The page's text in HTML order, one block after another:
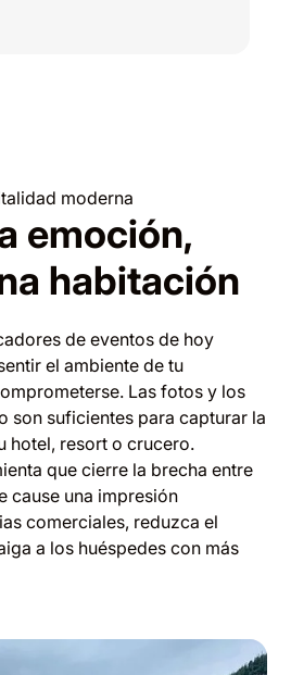
moderna
emoción,
habitación
de eventos de hoy
el ambiente de tu
Las fotos y los
son suficientes para capturar la
hotel, resort o crucero.
que cierre la brecha entre
cause una impresión
comerciales, reduzca el
a los huéspedes con más